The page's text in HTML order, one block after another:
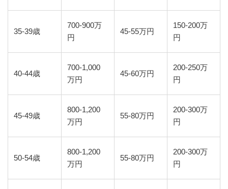
35-39歳
700-900万
円
45-55万円
150-200万
円
40-44歳
700-1,000
万円
45-60万円
200-250万
円
45-49歳
800-1,200
万円
55-80万円
200-300万
円
50-54歳
800-1,200
万円
55-80万円
200-300万
円